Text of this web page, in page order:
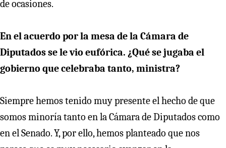
de ocasiones.
En el acuerdo por la mesa de la Cámara de
Diputados se le vio eufórica. ¿Qué se jugaba el
gobierno que celebraba tanto, ministra?
Siempre hemos tenido muy presente el hecho de que
somos minoría tanto en la Cámara de Diputados como
en el Senado. Y, por ello, hemos planteado que nos